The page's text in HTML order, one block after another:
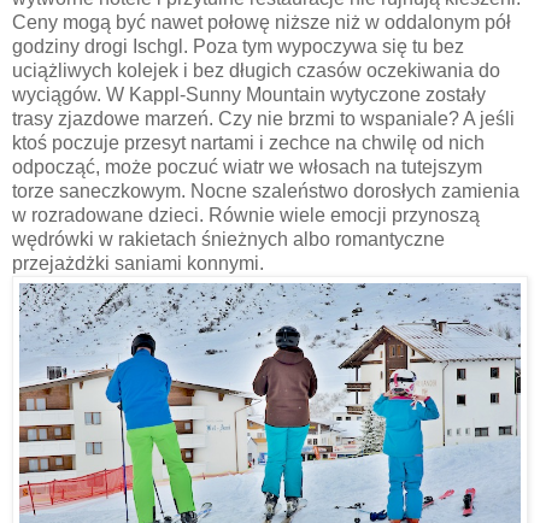
Ceny mogą być nawet połowę niższe niż w oddalonym pół
godziny drogi Ischgl. Poza tym wypoczywa się tu bez
uciążliwych kolejek i bez długich czasów oczekiwania do
wyciągów. W Kappl-Sunny Mountain wytyczone zostały
trasy zjazdowe marzeń. Czy nie brzmi to wspaniale? A jeśli
ktoś poczuje przesyt nartami i zechce na chwilę od nich
odpocząć, może poczuć wiatr we włosach na tutejszym
torze saneczkowym. Nocne szaleństwo dorosłych zamienia
w rozradowane dzieci. Równie wiele emocji przynoszą
wędrówki w rakietach śnieżnych albo romantyczne
przejażdżki saniami konnymi.